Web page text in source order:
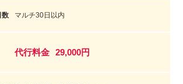
マルチ30日以内
29,000円